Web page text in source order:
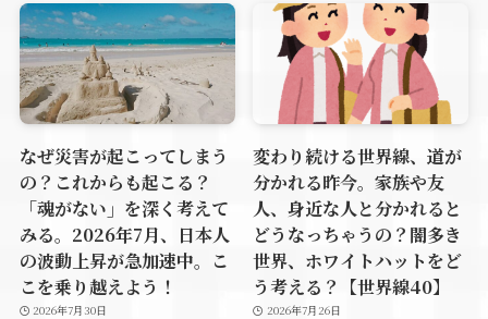
なぜ災害が起こってしまう
の？これからも起こる？
「魂がない」を深く考えて
みる。2026年7月、日本人
の波動上昇が急加速中。こ
こを乗り越えよう！
2026年7月30日
変わり続ける世界線、道が
分かれる昨今。家族や友
人、身近な人と分かれると
どうなっちゃうの？闇多き
世界、ホワイトハットをど
う考える？【世界線40】
2026年7月26日